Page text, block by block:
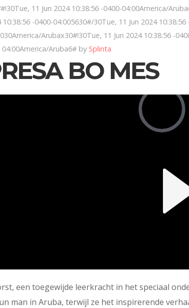
11 Jun 2024 10:38:56 -0400-04:00America/
-0400-04:005630#/30Tue, 11 Jun 2024 10:38:56
Arubax30#!30Tue, 11 Jun 2024 10:38:56 -
04:00America/Aruba6# by Splinta
BO MES
een toegewijde leerkracht in het speciaal
man in Aruba, terwijl ze het inspirerende